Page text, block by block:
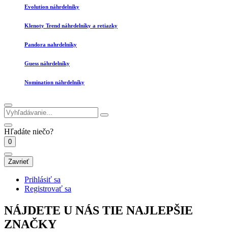
Evolution náhrdelníky
Klenoty Trend náhrdelníky a retiazky
Pandora nahrdelníky
Guess náhrdelníky
Nomination náhrdelníky
Hľadáte niečo?
0
Zavrieť
Prihlásiť sa
Registrovať sa
NÁJDETE U NÁS TIE NAJLEPŠIE
ZNAČKY